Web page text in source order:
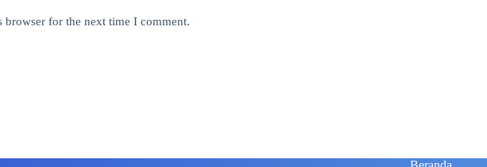
browser for the next time I comment.